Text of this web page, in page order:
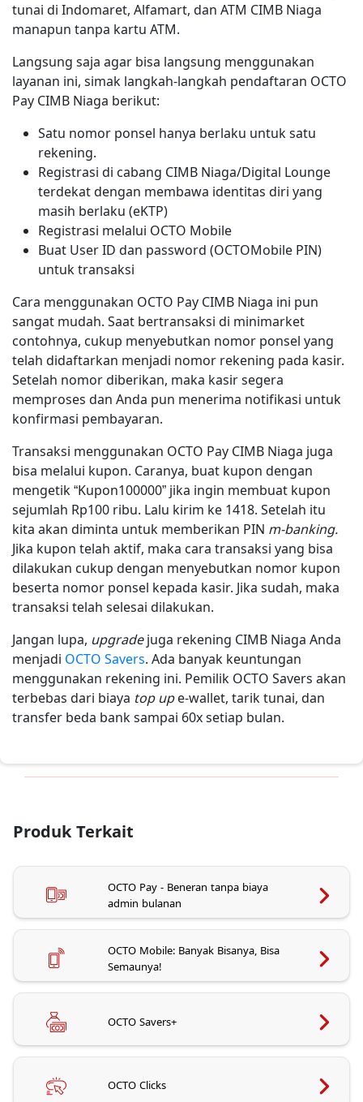
tunai di Indomaret, Alfamart, dan ATM CIMB Niaga
manapun tanpa kartu ATM.
Langsung saja agar bisa langsung menggunakan
layanan ini, simak langkah-langkah pendaftaran OCTO
Pay CIMB Niaga berikut:
Satu nomor ponsel hanya berlaku untuk satu
rekening.
Registrasi di cabang CIMB Niaga/Digital Lounge
terdekat dengan membawa identitas diri yang
masih berlaku (eKTP)
Registrasi melalui OCTO Mobile
Buat User ID dan password (OCTOMobile PIN)
untuk transaksi
Cara menggunakan OCTO Pay CIMB Niaga ini pun
sangat mudah. Saat bertransaksi di minimarket
contohnya, cukup menyebutkan nomor ponsel yang
telah didaftarkan menjadi nomor rekening pada kasir.
Setelah nomor diberikan, maka kasir segera
memproses dan Anda pun menerima notifikasi untuk
konfirmasi pembayaran.
Transaksi menggunakan OCTO Pay CIMB Niaga juga
bisa melalui kupon. Caranya, buat kupon dengan
mengetik “Kupon100000” jika ingin membuat kupon
sejumlah Rp100 ribu. Lalu kirim ke 1418. Setelah itu
kita akan diminta untuk memberikan PIN m-banking.
Jika kupon telah aktif, maka cara transaksi yang bisa
dilakukan cukup dengan menyebutkan nomor kupon
beserta nomor ponsel kepada kasir. Jika sudah, maka
transaksi telah selesai dilakukan.
Jangan lupa, upgradejuga rekening CIMB Niaga Anda
menjadi OCTO Savers. Ada banyak keuntungan
menggunakan rekening ini. Pemilik OCTO Savers akan
terbebas dari biaya top upe-wallet, tarik tunai, dan
transfer beda bank sampai 60x setiap bulan.
Produk Terkait
OCTO Pay - Beneran tanpa biaya
admin bulanan
OCTO Mobile: Banyak Bisanya, Bisa
Semaunya!
OCTO Savers+
OCTO Clicks